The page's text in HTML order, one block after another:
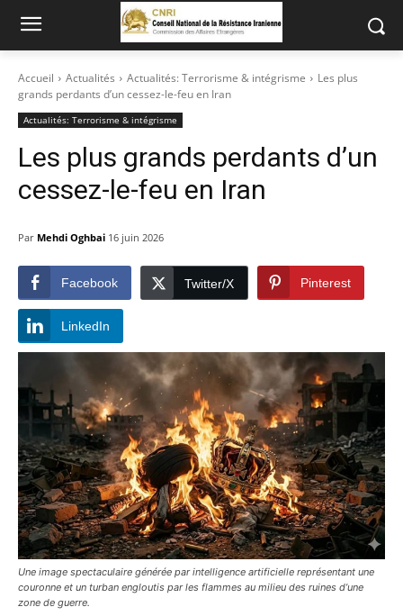
Accueil Actualités Actualités: Terrorisme & intégrisme
Les plus
grands perdants d’un cessez-le-feu en Iran
Actualités: Terrorisme & intégrisme
Les plus grands perdants d’un
cessez-le-feu en Iran
Par Mehdi Oghbai 16 juin 2026
Facebook Twitter/X Pinterest
LinkedIn
Une image spectaculaire générée par intelligence artificielle représentant une
couronne et un turban engloutis par les flammes au milieu des ruines d’une
zone de guerre.